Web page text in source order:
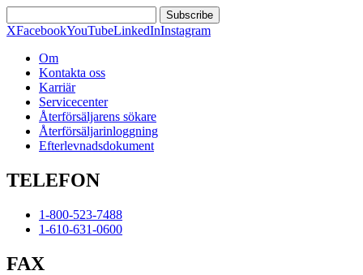
Subscribe
XFacebookYouTubeLinkedInInstagram
Om
Kontakta oss
Karriär
Servicecenter
Återförsäljarens sökare
Återförsäljarinloggning
Efterlevnadsdokument
TELEFON
1-800-523-7488
1-610-631-0600
FAX